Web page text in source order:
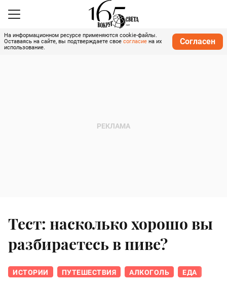
На информационном ресурсе применяются cookie-файлы.
Оставаясь на сайте, вы подтверждаете свое согласие на их
использование.
Согласен
Тест: насколько хорошо вы
разбираетесь в пиве?
ИСТОРИИ ПУТЕШЕСТВИЯ АЛКОГОЛЬ ЕДА